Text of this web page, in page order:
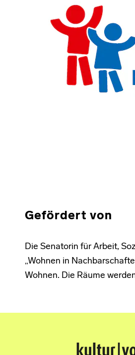
Gefördert von
Die Senatorin für Arbeit,
„Wohnen in
Wohnen. Die Räume